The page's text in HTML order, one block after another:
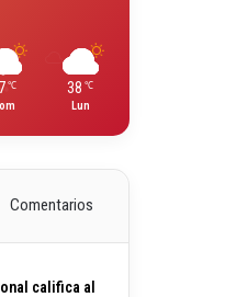
℃ 38 ℃
Lun
Comentarios
califica al